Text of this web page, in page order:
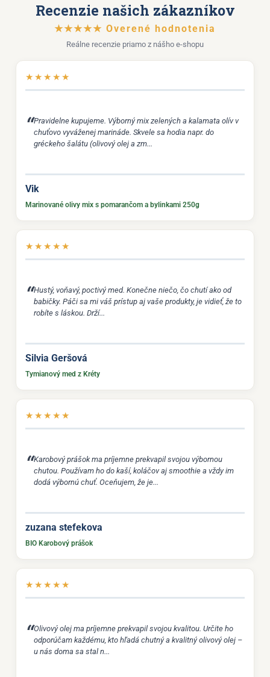
Recenzie našich zákazníkov
★★★★★ Overené hodnotenia
Reálne recenzie priamo z nášho e-shopu
★ ★ ★ ★ ★
Pravidelne kupujeme. Výborný mix zelených a kalamata olív v
chuťovo vyváženej marináde. Skvele sa hodia napr. do
gréckeho šalátu (olivový olej a zm...
Vik
Marinované olivy mix s pomarančom a bylinkami 250g
★ ★ ★ ★ ★
Hustý, voňavý, poctivý med. Konečne niečo, čo chutí ako od
babičky. Páči sa mi váš prístup aj vaše produkty, je vidieť, že to
robíte s láskou. Drží...
Silvia Geršová
Tymianový med z Kréty
★ ★ ★ ★ ★
Karobový prášok ma príjemne prekvapil svojou výbornou
chutou. Používam ho do kaší, koláčov aj smoothie a vždy im
dodá výbornú chuť. Oceňujem, že je...
zuzana stefekova
BIO Karobový prášok
★ ★ ★ ★ ★
Olivový olej ma príjemne prekvapil svojou kvalitou. Určite ho
odporúčam každému, kto hľadá chutný a kvalitný olivový olej –
u nás doma sa stal n...